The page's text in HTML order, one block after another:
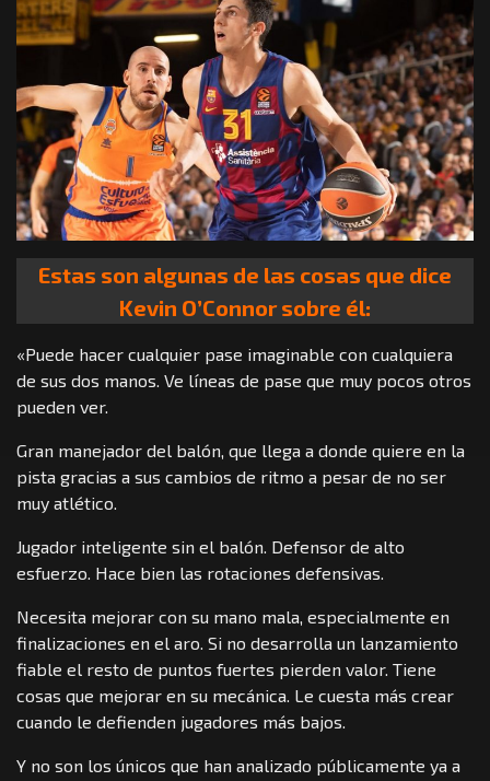
Estas son algunas de las cosas que dice
Kevin O’Connor sobre él:
«Puede hacer cualquier pase imaginable con cualquiera
de sus dos manos. Ve líneas de pase que muy pocos otros
pueden ver.
Gran manejador del balón, que llega a donde quiere en la
pista gracias a sus cambios de ritmo a pesar de no ser
muy atlético.
Jugador inteligente sin el balón. Defensor de alto
esfuerzo. Hace bien las rotaciones defensivas.
Necesita mejorar con su mano mala, especialmente en
finalizaciones en el aro. Si no desarrolla un lanzamiento
fiable el resto de puntos fuertes pierden valor. Tiene
cosas que mejorar en su mecánica. Le cuesta más crear
cuando le defienden jugadores más bajos.
Y no son los únicos que han analizado públicamente ya a